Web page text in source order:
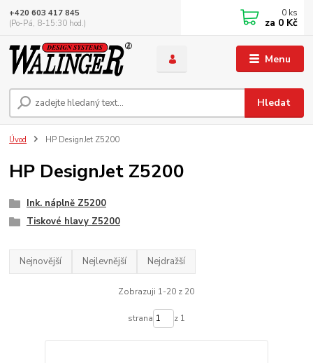
Menu
Hledat
+420 603 417 845
(Po-Pá, 8-15:30 hod.)
0 ks
za 0 Kč
Úvod HP DesignJet Z5200
HP DesignJet Z5200
Ink. náplně Z5200
Tiskové hlavy Z5200
Nejnovější Nejlevnější Nejdražší
Zobrazuji 1-20 z 20
strana z 1